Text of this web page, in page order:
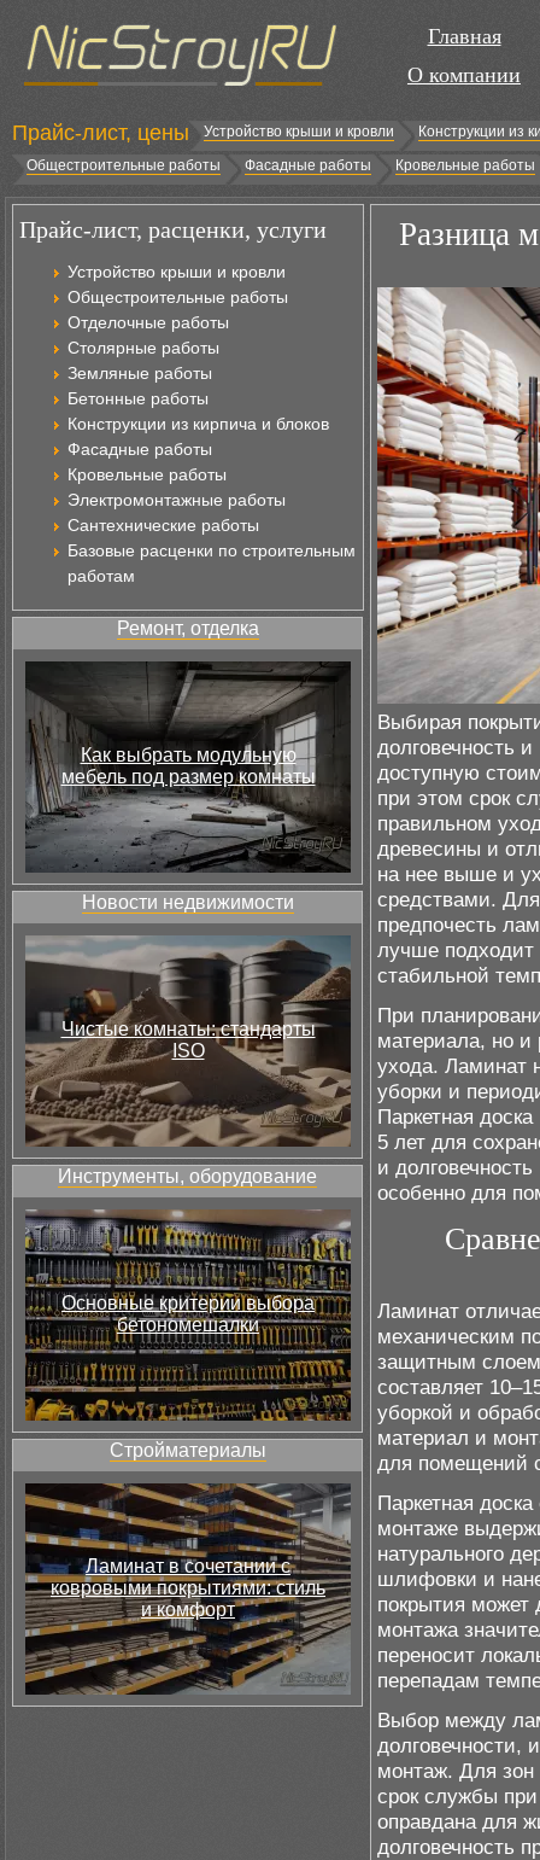
Главная
О компании
Прайс-лист, цены Устройство крыши и кровли
Конструкции из
Общестроительные работы
Фасадные работы Кровельные работы
Прайс-лист, расценки, услуги
Устройство крыши и кровли
Общестроительные работы
Отделочные работы
Столярные работы
Земляные работы
Бетонные работы
Конструкции из кирпича и блоков
Фасадные работы
Кровельные работы
Электромонтажные работы
Сантехнические работы
Базовые расценки по строительным
работам
Ремонт, отделка
Как выбрать модульную
мебель под размер комнаты
Новости недвижимости
Чистые комнаты: стандарты
ISO
Инструменты, оборудование
Основные критерии выбора
бетономешалки
Стройматериалы
Ламинат в сочетании с
ковровыми покрытиями: стиль
и комфорт
Разница
Выбирая
долговечность
доступную
при этом срок
правильном
древесины и
на нее выше и
средствами.
предпочесть
лучше
стабильной
При
материала, но и
ухода. Ламинат
уборки и
Паркетная
5 лет для
и
особенно для
Ламинат
механическим
защитным
составляет
уборкой и
материал и
для помещений
Паркетная
монтаже
натурального
шлифовки и
покрытия может
монтажа
переносит
перепадам
Выбор между
долговечности,
монтаж. Для зон
срок службы при
оправдана для
долговечность